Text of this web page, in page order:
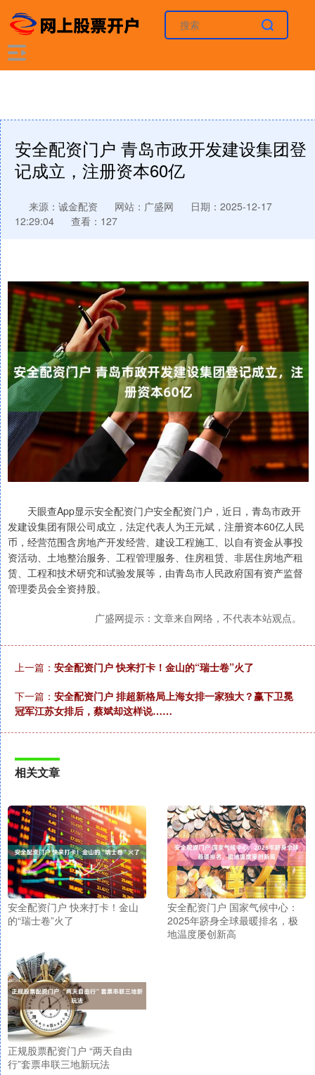
安全配资门户 青岛市政开发建设集团登
记成立，注册资本60亿
来源：诚金配资 网站：广盛网
日期：2025-12-17
12:29:04
查看：127
天眼查App显示安全配资门户安全配资门户，近日，青岛市政开
发建设集团有限公司成立，法定代表人为王元斌，注册资本60亿人民
币，经营范围含房地产开发经营、建设工程施工、以自有资金从事投
资活动、土地整治服务、工程管理服务、住房租赁、非居住房地产租
赁、工程和技术研究和试验发展等，由青岛市人民政府国有资产监督
管理委员会全资持股。
广盛网提示：文章来自网络，不代表本站观点。
上一篇： 安全配资门户 快来打卡！金山的“瑞士卷”火了
下一篇： 安全配资门户 排超新格局上海女排一家独大？赢下卫冕
冠军江苏女排后，蔡斌却这样说……
相关文章
安全配资门户 快来打卡！金山
的“瑞士卷”火了
安全配资门户 国家气候中心：
2025年跻身全球最暖排名，极
地温度屡创新高
正规股票配资门户 “两天自由
行”套票串联三地新玩法